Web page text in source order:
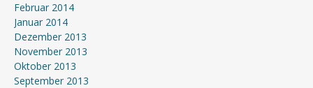
Februar 2014
Januar 2014
Dezember 2013
November 2013
Oktober 2013
September 2013